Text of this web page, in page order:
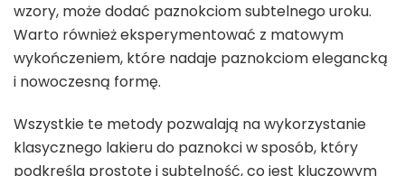
wzory, może dodać paznokciom subtelnego uroku.
Warto również eksperymentować z matowym
wykończeniem, które nadaje paznokciom elegancką
i nowoczesną formę.
Wszystkie te metody pozwalają na wykorzystanie
klasycznego lakieru do paznokci w sposób, który
podkreśla prostotę i subtelność, co jest kluczowym